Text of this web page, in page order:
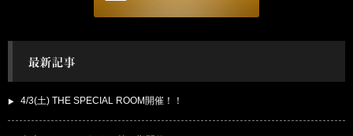
4/3(土) THE SPECIAL ROOM開催！！